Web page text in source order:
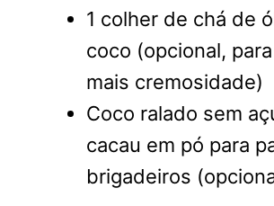
1 colher de chá de
coco (opcional,
mais cremosidade)
Coco ralado sem
cacau em pó para
brigadeiros